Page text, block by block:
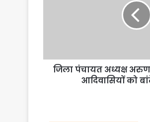
जिला पंचायत अध्यक्ष
आदिवासियों को